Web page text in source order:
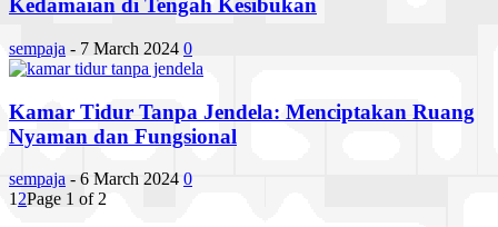
Kedamaian di Tengah Kesibukan
sempaja - 7 March 2024 0
Kamar Tidur Tanpa Jendela: Menciptakan Ruang
Nyaman dan Fungsional
sempaja - 6 March 2024 0
1 2Page 1 of 2